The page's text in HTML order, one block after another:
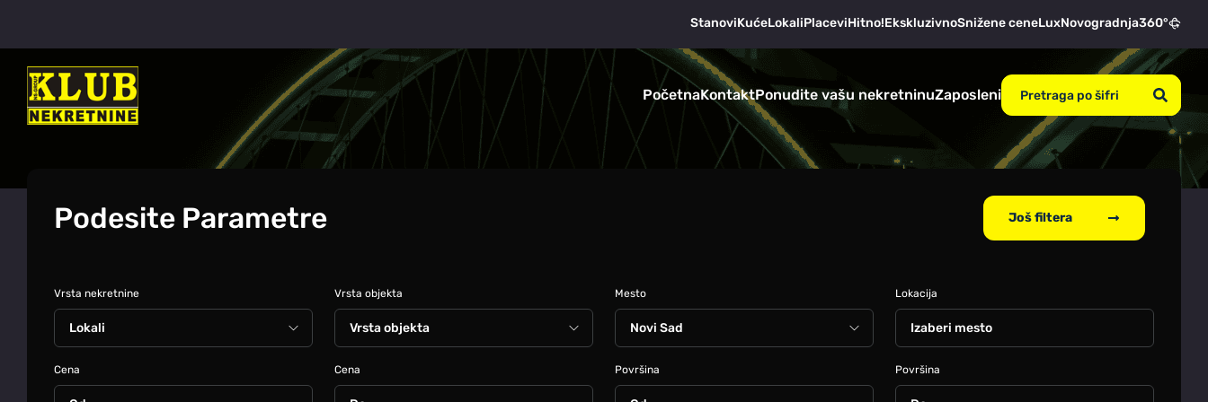
StanoviKućeLokaliPlaceviHitno!EkskluzivnoSnižene ceneLuxNovogradnja360°
PočetnaKontaktPonudite vašu nekretninuZaposleni
Podesite Parametre Još filtera
Vrsta nekretnine Vrsta objekta Mesto Lokacija
Izaberi mesto
Cena Cena Površina Površina